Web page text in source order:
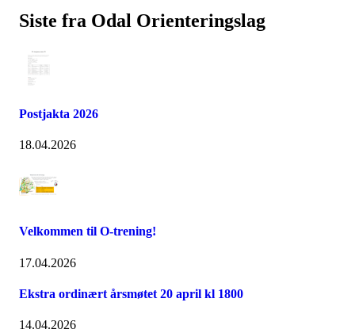
Siste fra Odal Orienteringslag
Postjakta 2026
18.04.2026
Velkommen til O-trening!
17.04.2026
Ekstra ordinært årsmøtet 20 april kl 1800
14.04.2026